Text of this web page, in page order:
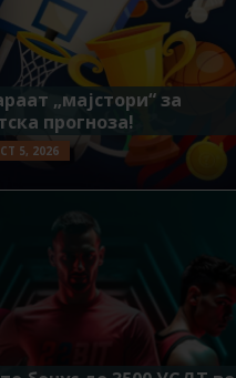
„мајстори“ за
прогноза!
5, 2026